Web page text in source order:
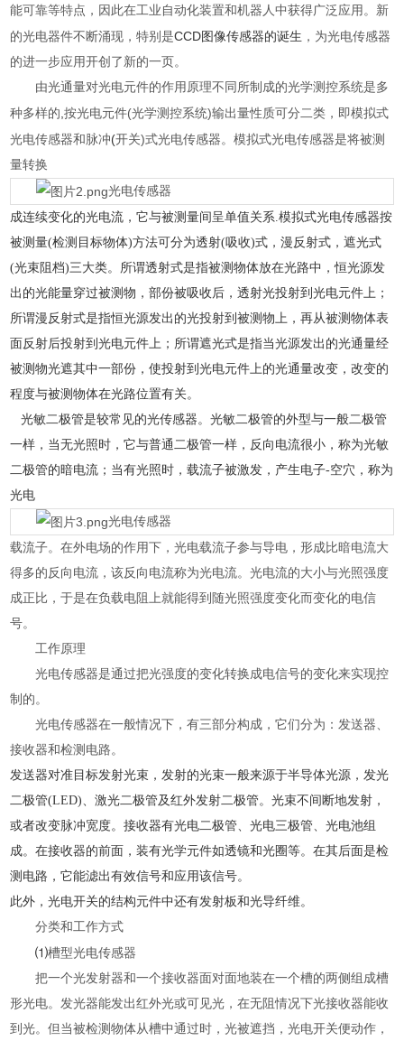
能可靠等特点，因此在工业自动化装置和机器人中获得广泛应用。新
的光电器件不断涌现，特别是CCD图像传感器的诞生 ，为光电传感器
的进一步应用开创了新的一页。
由光通量对光电元件的作用原理不同所制成的光学测控系统是多
种多样的 ,按光电元件(光学测控系统)输出量性质可分二类，即模拟式
光电传感器和 脉冲(开关)式光电传感器。模拟式光电传感器是将被测
量转换
光电传感器
成连续变化的光电流，它与被测量间呈单值关系.模拟式光电传感器按
被测量(检测目标物体)方法可分为透射(吸收)式，漫反射式，遮光式
(光束阻档)三大类。所谓透射式是指被测物体放在光路中，恒光源发
出的光能量穿过被测物，部份被吸收后，透射光投射到光电元件上；
所谓漫反射式是指恒光源发出的光投射到被测物上，再从被测物体表
面反射后投射到光电元件上；所谓遮光式是指当光源发出的光通量经
被测物光遮其中一部份，使投射到光电元件上的光通量改变，改变的
程度与被测物体在光路位置有关。
光敏二极管是较常见的光传感器。光敏二极管的外型与一般二极管
一样，当无光照时，它与普通二极管一样，反向电流很小，称为光敏
二极管的暗电流；当有光照时，载流子被激发，产生电子-空穴，称为
光电
光电传感器
载流子。在外电场的作用下，光电载流子参与导电，形成比暗电流大
得多的反向电流，该反向电流称为光电流。光电流的大小与光照强度
成正比，于是在负载电阻上就能得到随光照强度变化而变化的电信
号。
工作原理
光电传感器是通过把光强度的变化转换成电信号的变化来实现控
制的。
光电传感器在一般情况下，有三部分构成，它们分为：发送器、
接收器和检测电路。
发送器对准目标发射光束，发射的光束一般来源于半导体光源，发光
二极管(LED)、激光二极管及红外发射二极管。光束不间断地发射，
或者改变脉冲宽度。接收器有光电二极管、光电三极管、光电池组
成。在接收器的前面，装有光学元件如透镜和光圈等。在其后面是检
测电路，它能滤出有效信号和应用该信号。
此外，光电开关的结构元件中还有发射板和光导纤维。
分类和工作方式
⑴槽型光电传感器
把一个光发射器和一个接收器面对面地装在一个槽的两侧组成槽
形光电。发光器能发出红外光或可见光，在无阻情况下光接收器能收
到光。但当被检测物体从槽中通过时，光被遮挡，光电开关便动作，